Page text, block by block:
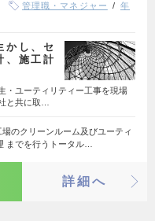
管理職・マネジャー
年
かし、セ
、施工計
・ユーティリティー工事を現場
と共に取…
のクリーンルーム及びユーティ
までを行うトータル…
詳細へ